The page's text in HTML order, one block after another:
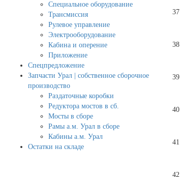
Специальное оборудование
Трансмиссия
Рулевое управление
Электрооборудование
Кабина и оперение
Приложение
Спецпредложение
Запчасти Урал | собственное сборочное
производство
Раздаточные коробки
Редуктора мостов в сб.
Мосты в сборе
Рамы а.м. Урал в сборе
Кабины а.м. Урал
Остатки на складе
37
38
39
40
41
42